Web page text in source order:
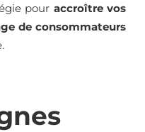
pour accroître vos
de consommateurs